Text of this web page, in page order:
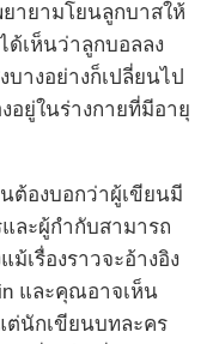
ายามโยนลูกบาสให้
ด้เห็นว่าลูกบอลลง
างอย่างก็เปลี่ยนไป
อยู่ในร่างกายที่มีอายุ
ต้องบอกว่าผู้เขียนมี
ละผู้กำกับสามารถ
ม้เรื่องราวจะอ้างอิง
และคุณอาจเห็น
ต่นักเขียนบทละคร